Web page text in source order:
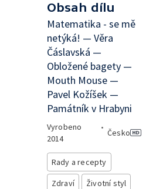
Obsah dílu
Matematika - se mě
netýká! — Věra
Čáslavská —
Obložené bagety —
Mouth Mouse —
Pavel Kožíšek —
Památník v Hrabyni
Vyrobeno
2014
•
Česko
Rady a recepty
Zdraví
Životní styl